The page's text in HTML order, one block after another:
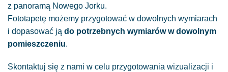
z panoramą Nowego Jorku.
Fototapetę możemy przygotować w dowolnych wymiarach
i dopasować ją do potrzebnych wymiarów w dowolnym
pomieszczeniu.
Skontaktuj się z nami w celu przygotowania wizualizacji i